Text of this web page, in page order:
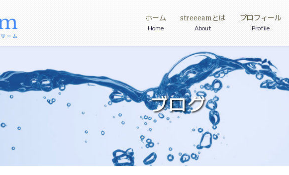
ホーム
Home
streeeamとは
About
プロフィール
Profile
ブログ